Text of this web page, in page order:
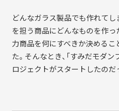
どんなガラス製品でも作れてし
を担う商品にどんなものを作
力商品を何にすべきか決める
た。そんなとき、「すみだモダ
ロジェクトがスタートしたのだ